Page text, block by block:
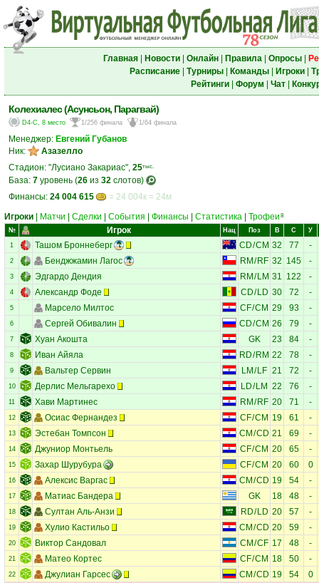
Главная| Новости| Онлайн| Правила| Опросы|
Расписание| Турниры| Команды| Игроки|
Рейтинги| Форум Чат|
Колехиалес (Асунсьон, Парагвай)
D4-C, 8 место 1/256 финала 1/64 финала
Менеджер: Евгений Губанов
Ник:
Азазелло
Стадион: "Лусиано Закариас", 25тыс.
База: 7 уровень (26 из 32 слотов)
Финансы: 24 004 615
= 24 004к = 24м
Игроки
Матчи Сделки События Финансы Статистика Трофеи 8
№ Игрок Нац Поз В С У
1 Ташом Броннеберг CD/CM 32 77 -
2 Бенджжамин Лагос RM / RF 32 145 -
3 Эдгардо Дендия RM /LM 31 122 -
4 Александр Фоде CD/LD 30 72 -
5 Марсело Милтос CF/CM 29 93 -
6 Сергей Обивалин CD/CM 26 79 -
7 Хуан Акошта GK 23 84 -
8 Иван Айяла RD/ RM 22 78 -
9 Вальтер Сервин LM / LF 21 72 -
10 Дерлис Мельгарехо LD/ LM 22 76 -
11 Хави Мартинес RM / RF 20 71 -
12 Осиас Фернандез CF/CM 19 61 -
13 Эстебан Томпсон CM /CD 21 69 -
14 Джуниор Монтьель CF/CM 20 65 -
15 Захар Шурубура CF/CM 20 60 0
16 Алексис Варгас CM /CD 19 54 -
17 Матиас Бандера GK 18 48 -
18 Султан Аль-Анзи RD/LD 20 57 -
19 Хулио Кастильо CM /CD 20 59 -
20 Виктор Сандовал CM /CF 17 48 -
21 Матео Кортес CF/CM 18 50 -
22 Джулиан Гарсес CM /CD 19 54 0